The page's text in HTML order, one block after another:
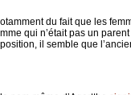
du fait que les
qui n’était pas un
il semble que